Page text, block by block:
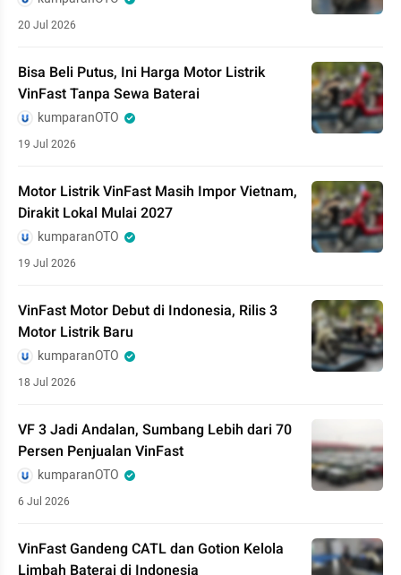
20 Jul 2026
Bisa Beli Putus, Ini Harga Motor Listrik
VinFast Tanpa Sewa Baterai
kumparanOTO
19 Jul 2026
Motor Listrik VinFast Masih Impor Vietnam,
Dirakit Lokal Mulai 2027
kumparanOTO
19 Jul 2026
VinFast Motor Debut di Indonesia, Rilis 3
Motor Listrik Baru
kumparanOTO
18 Jul 2026
VF 3 Jadi Andalan, Sumbang Lebih dari 70
Persen Penjualan VinFast
kumparanOTO
6 Jul 2026
VinFast Gandeng CATL dan Gotion Kelola
Limbah Baterai di Indonesia